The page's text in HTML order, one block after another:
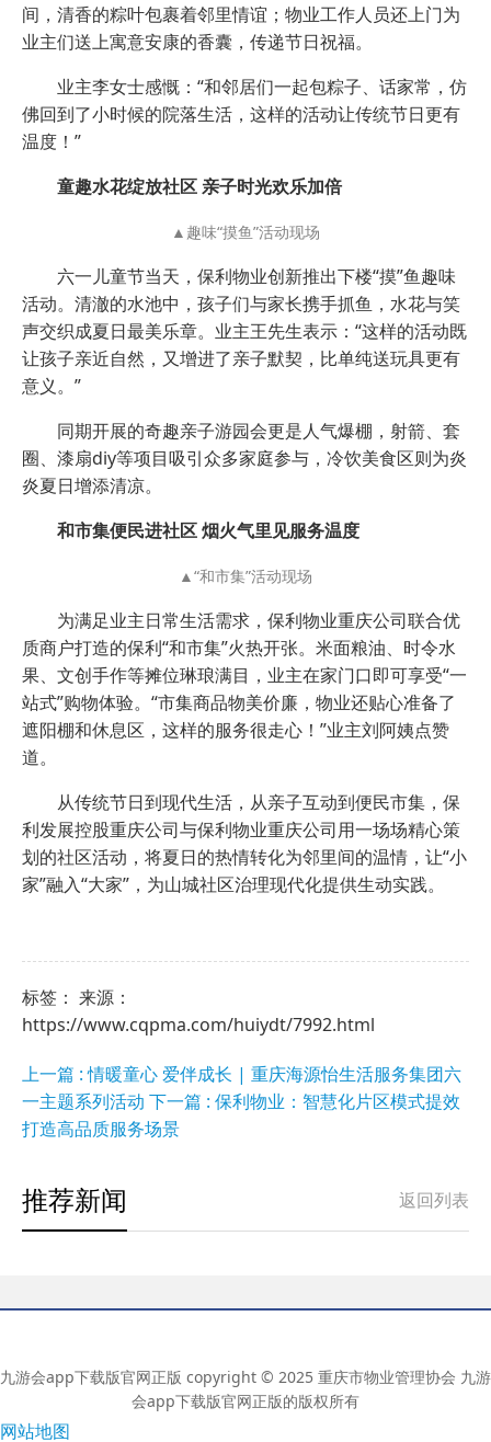
间，清香的粽叶包裹着邻里情谊；物业工作人员还上门为
业主们送上寓意安康的香囊，传递节日祝福。
业主李女士感慨：“和邻居们一起包粽子、话家常，仿
佛回到了小时候的院落生活，这样的活动让传统节日更有
温度！”
童趣水花绽放社区 亲子时光欢乐加倍
▲趣味“摸鱼”活动现场
六一儿童节当天，保利物业创新推出下楼“摸”鱼趣味
活动。清澈的水池中，孩子们与家长携手抓鱼，水花与笑
声交织成夏日最美乐章。业主王先生表示：“这样的活动既
让孩子亲近自然，又增进了亲子默契，比单纯送玩具更有
意义。”
同期开展的奇趣亲子游园会更是人气爆棚，射箭、套
圈、漆扇diy等项目吸引众多家庭参与，冷饮美食区则为炎
炎夏日增添清凉。
和市集便民进社区 烟火气里见服务温度
▲“和市集”活动现场
为满足业主日常生活需求，保利物业重庆公司联合优
质商户打造的保利“和市集”火热开张。米面粮油、时令水
果、文创手作等摊位琳琅满目，业主在家门口即可享受“一
站式”购物体验。“市集商品物美价廉，物业还贴心准备了
遮阳棚和休息区，这样的服务很走心！”业主刘阿姨点赞
道。
从传统节日到现代生活，从亲子互动到便民市集，保
利发展控股重庆公司与保利物业重庆公司用一场场精心策
划的社区活动，将夏日的热情转化为邻里间的温情，让“小
家”融入“大家”，为山城社区治理现代化提供生动实践。
标签： 来源：
https://www.cqpma.com/huiydt/7992.html
上一篇 : 情暖童心 爱伴成长 | 重庆海源怡生活服务集团六
一主题系列活动 下一篇 : 保利物业：智慧化片区模式提效
打造高品质服务场景
返回列表
推荐新闻
九游会app下载版官网正版 copyright © 2025 重庆市物业管理协会 九游
会app下载版官网正版的版权所有
网站地图